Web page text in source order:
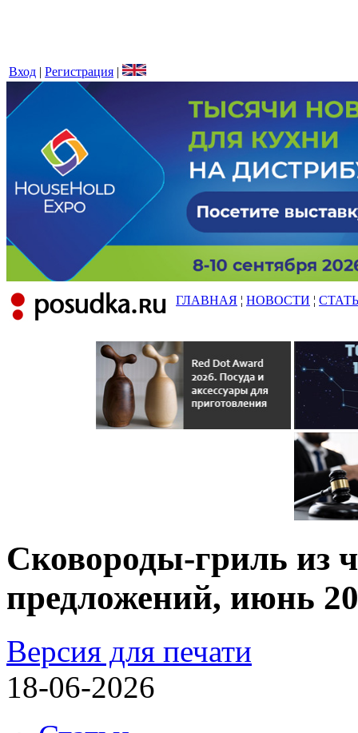
Вход | Регистрация |
ГЛАВНАЯ ¦ НОВОСТИ ¦
Сковороды-гриль из
предложений, июнь
Версия для печати
18-06-2026